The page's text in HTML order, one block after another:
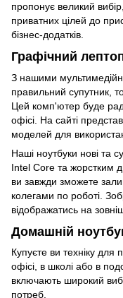
пропонує великий
приватних цілей до
бізнес-додатків.
Графічний
З нашими
правильний супутник,
Цей комп'ютер буде
офісі. На сайті
моделей для
Наші ноутбуки нові та
Intel Core та жорстким
ви завжди зможете
колегами по роботі.
відображатись на
Домашній
Купуєте ви техніку
офісі, в школі або в
включають широкий
потреб.